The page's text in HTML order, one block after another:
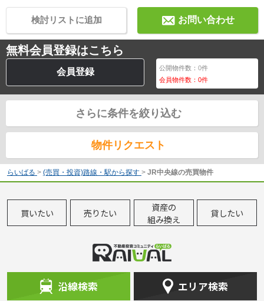
お問い合わせ
検討リストに追加
無料会員登録はこちら
会員登録 公開物件数：0件
会員物件数：0件
さらに条件を絞り込む
物件リクエスト
らいばる > (売買・投資)路線・駅から探す > JR中央線の売買物件
買いたい 売りたい
資産の
組み換え
貸したい
沿線検索 エリア検索